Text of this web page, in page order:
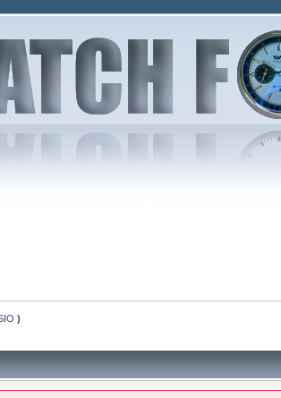
)